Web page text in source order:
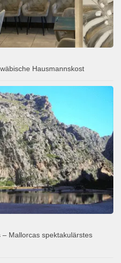
Hausmannskost
Mallorcas spektakulärstes